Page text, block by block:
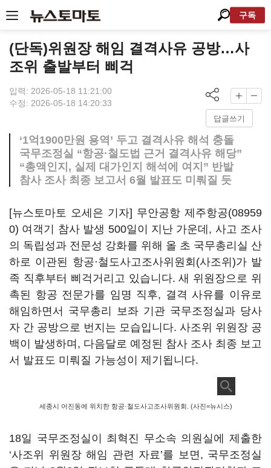
구독
(단독)위원장 해임 결격사유 공방…사
조위 출발부터 삐걱
입력: 2026-05-18 11:21:00
수정: 2026-05-18 14:20:33
답글쓰기
‘1억1900만원 용역’ 두고 결격사유 해석 충돌
국무조정실 “항공·철도법 근거 결격사유 해당”
“총액인지, 실제 대가인지 해석에 여지” 반발
참사 조사 최종 보고서 6월 발표도 미뤄질 듯
[뉴스토마토 오세은 기자] 무안공항 제주항공(08959
0) 여객기 참사 발생 500일이 지난 가운데, 사고 조사
의 독립성과 전문성 강화를 위해 올 초 국무총리실 산
하로 이관된 항공·철도사고조사위원회(사조위)가 발
족 직후부터 삐걱거리고 있습니다. 새 위원장으로 위
촉된 항공 전문가를 임명 직후, 결격 사유를 이유로
해임하면서 국무총리 보좌 기관 국무조정실과 당사
자 간 공방으로 번지는 모습입니다. 사조위 위원장 공
백이 발생하며, 다음달로 예정된 참사 조사 최종 보고
서 발표도 미뤄질 가능성이 제기됩니다.
세종시 어진동에 위치한 항공·철도사고조사위원회. (사진=뉴시스)
18일 국무조정실이 최혁진 무소속 의원실에 제출한
‘사조위 위원장 해임 관련 자료’를 보면, 국무조정실